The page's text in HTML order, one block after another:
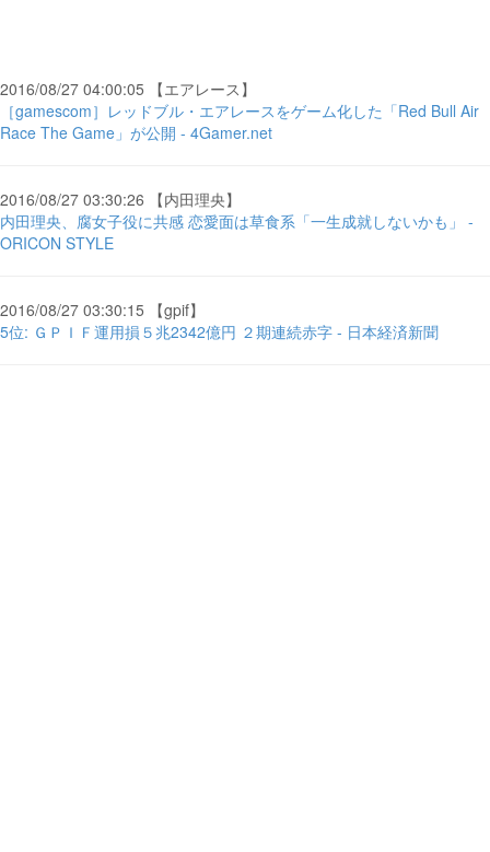
2016/08/27 04:00:05 【エアレース】
［gamescom］レッドブル・エアレースをゲーム化した「Red Bull Air
Race The Game」が公開 - 4Gamer.net
2016/08/27 03:30:26 【内田理央】
内田理央、腐女子役に共感 恋愛面は草食系「一生成就しないかも」 -
ORICON STYLE
2016/08/27 03:30:15 【gpif】
5位: ＧＰＩＦ運用損５兆2342億円 ２期連続赤字 - 日本経済新聞